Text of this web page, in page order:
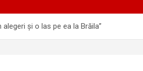
și o las pe ea la Brăila”